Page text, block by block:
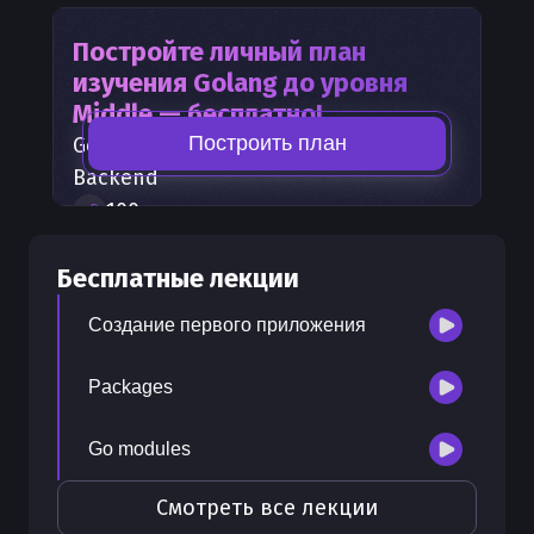
Постройте личный план
изучения Golangдо уровня
Middle — бесплатно!
Golang
— часть карты развития
Backend
100+шагов развития
300 бонусных рублей
Построить план
Бесплатные лекции
Создание первого приложения
Packages
Go modules
Смотреть все лекции